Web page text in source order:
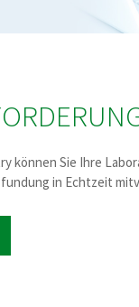
können Sie Ihre
in Echtzeit